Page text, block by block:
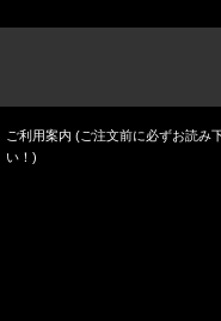
ご利用案内 (ご注文前に必ずお読み
い！)